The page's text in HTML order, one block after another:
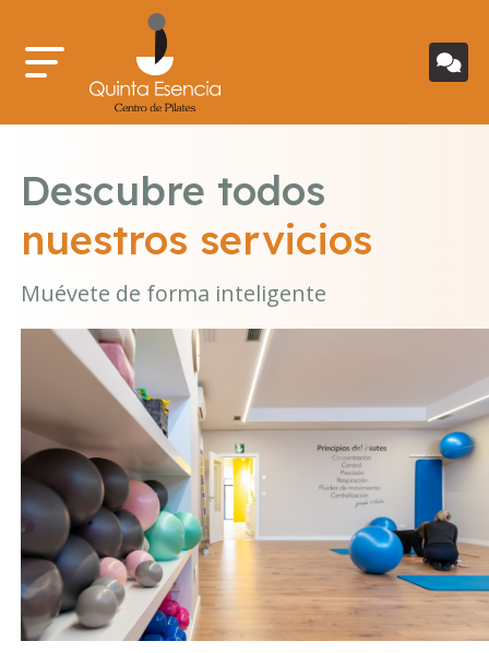
Descubre todos
nuestros servicios
Muévete de forma inteligente